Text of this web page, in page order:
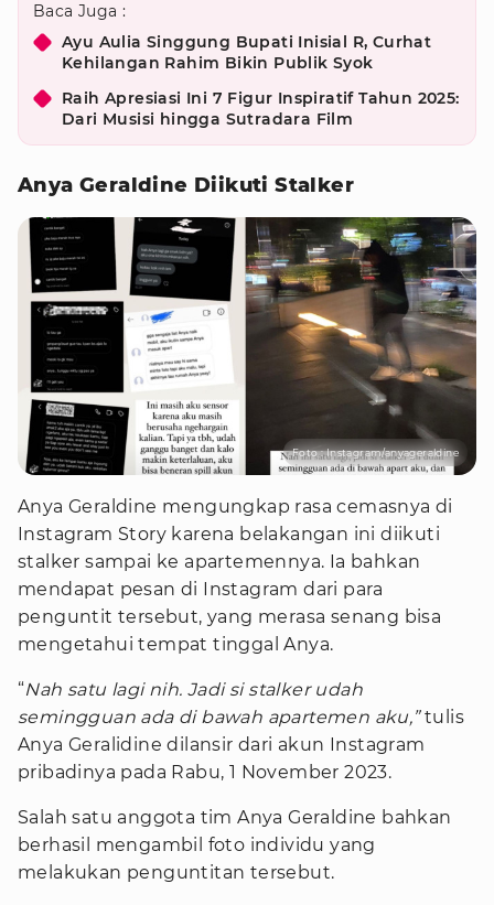
Baca Juga :
Ayu Aulia Singgung Bupati Inisial R, Curhat
Kehilangan Rahim Bikin Publik Syok
Raih Apresiasi Ini 7 Figur Inspiratif Tahun 2025:
Dari Musisi hingga Sutradara Film
Anya Geraldine Diikuti Stalker
Foto : Instagram/anyageraldine
Anya Geraldine mengungkap rasa cemasnya di
Instagram Story karena belakangan ini diikuti
stalker sampai ke apartemennya. Ia bahkan
mendapat pesan di Instagram dari para
penguntit tersebut, yang merasa senang bisa
mengetahui tempat tinggal Anya.
“Nah satu lagi nih. Jadi si stalker udah
semingguan ada di bawah apartemen aku,”tulis
Anya Geralidine dilansir dari akun Instagram
pribadinya pada Rabu, 1 November 2023.
Salah satu anggota tim Anya Geraldine bahkan
berhasil mengambil foto individu yang
melakukan penguntitan tersebut.